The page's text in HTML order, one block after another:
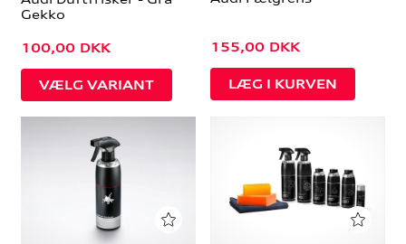
Gekko
100,00 DKK
VÆLG VARIANT
155,00 DKK